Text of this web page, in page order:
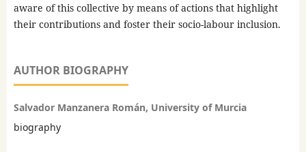
aware of this collective by means of actions that highlight
their contributions and foster their socio-labour inclusion.
AUTHOR BIOGRAPHY
Salvador Manzanera Román, University of Murcia
biography